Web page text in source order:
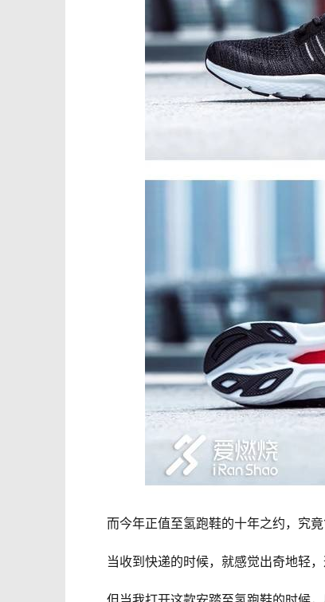
而今年正值至氢跑鞋的十年之约，究竟
当收到快递的时候，就感觉出奇地轻，